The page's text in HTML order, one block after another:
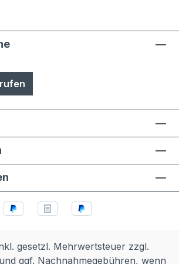
gesetzl. Mehrwertsteuer zzgl.
und ggf. Nachnahmegebühren, wenn